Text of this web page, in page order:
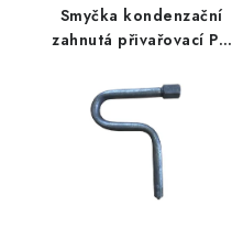
Smyčka kondenzační
zahnutá přivařovací PN